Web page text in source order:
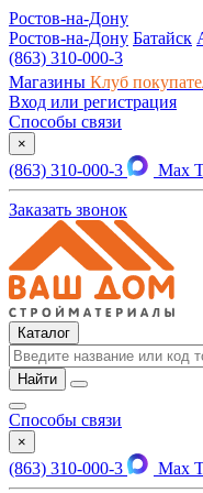
Ростов-на-Дону
Ростов-на-Дону Батайск
(863) 310-000-3
Магазины Клуб
Вход или регистрация
Способы связи
×
(863) 310-000-3 Max
Заказать звонок
Каталог
Найти
Способы связи
×
(863) 310-000-3 Max